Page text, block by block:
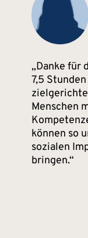
Danke für
7,5
Menschen
können so
sozialen
bringen.